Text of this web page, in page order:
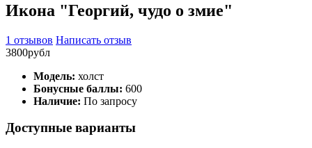
Икона "Георгий, чудо о змие"
1 отзывов Написать отзыв
3800рубл
Модель: холст
Бонусные баллы: 600
Наличие: По запросу
Доступные варианты